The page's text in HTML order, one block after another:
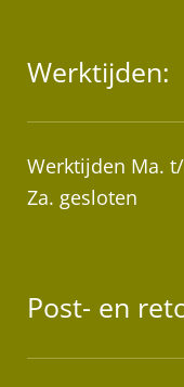
Werktijden:
Werktijden Ma.
Za. gesloten
Post- en